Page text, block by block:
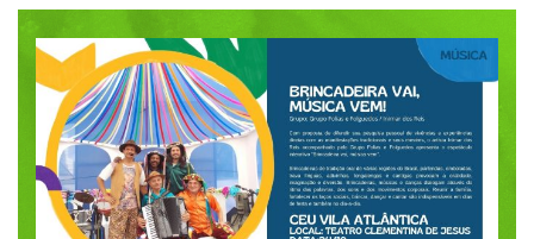
informações
Menu